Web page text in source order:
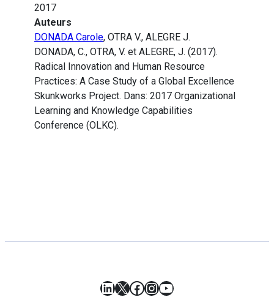
2017
Auteurs
DONADA Carole, OTRA V., ALEGRE J.
DONADA, C., OTRA, V. et ALEGRE, J. (2017).
Radical Innovation and Human Resource
Practices: A Case Study of a Global Excellence
Skunkworks Project. Dans: 2017 Organizational
Learning and Knowledge Capabilities
Conference (OLKC).
LinkedIn
X Facebook
Instagram
YouTube